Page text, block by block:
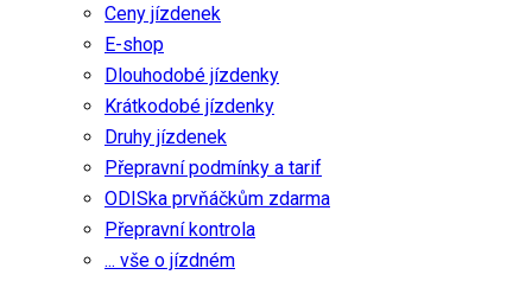
Ceny jízdenek
E-shop
Dlouhodobé jízdenky
Krátkodobé jízdenky
Druhy jízdenek
Přepravní podmínky a tarif
ODISka prvňáčkům zdarma
Přepravní kontrola
... vše o jízdném